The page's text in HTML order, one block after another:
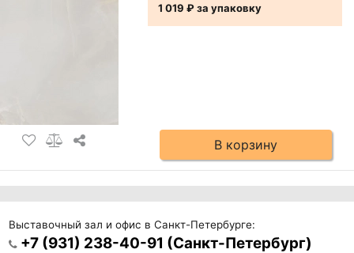
1 019 ₽за упаковку
В корзину
Выставочный зал и офис в Санкт-Петербурге:
+7 (931) 238-40-91 (Санкт-Петербург)